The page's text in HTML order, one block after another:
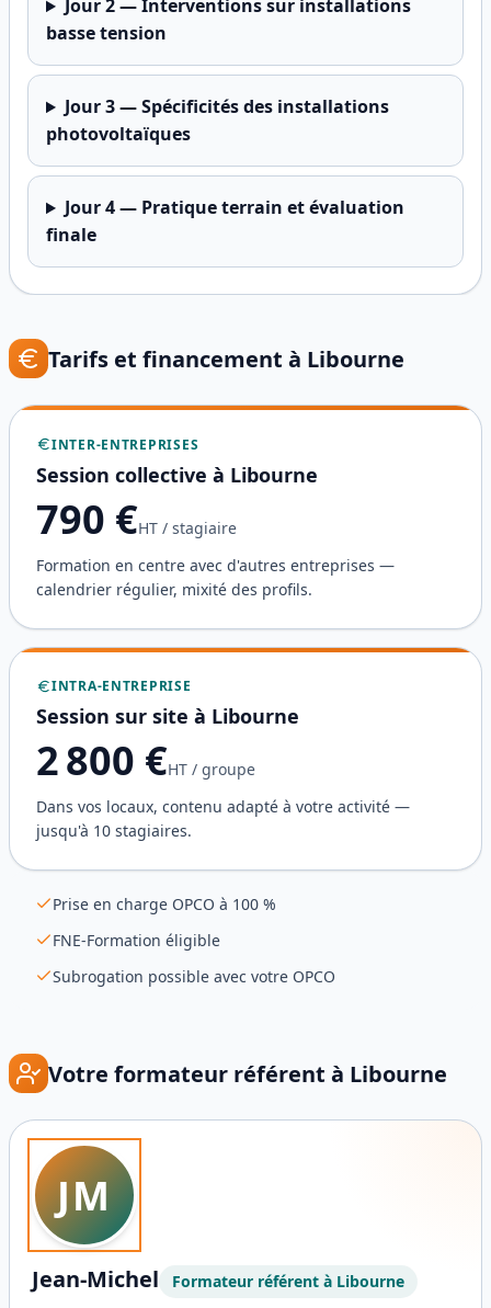
Jour2—Interventions sur installations
basse tension
Jour3—Spécificités des installations
photovoltaïques
Jour4— Pratique terrain et évaluation
finale
Tarifs et financement à Libourne
INTER-ENTREPRISES
Session collective à Libourne
790 €HT / stagiaire
Formation en centre avec d'autres entreprises —
calendrier régulier, mixité des profils.
INTRA-ENTREPRISE
Session sur site à Libourne
2 800 €HT / groupe
Dans vos locaux, contenu adapté à votre activité —
jusqu'à 10 stagiaires.
Prise en charge OPCO à 100 %
FNE-Formation éligible
Subrogation possible avec votre OPCO
Votre formateur référent à Libourne
JM
Jean-Michel Formateur référent à Libourne